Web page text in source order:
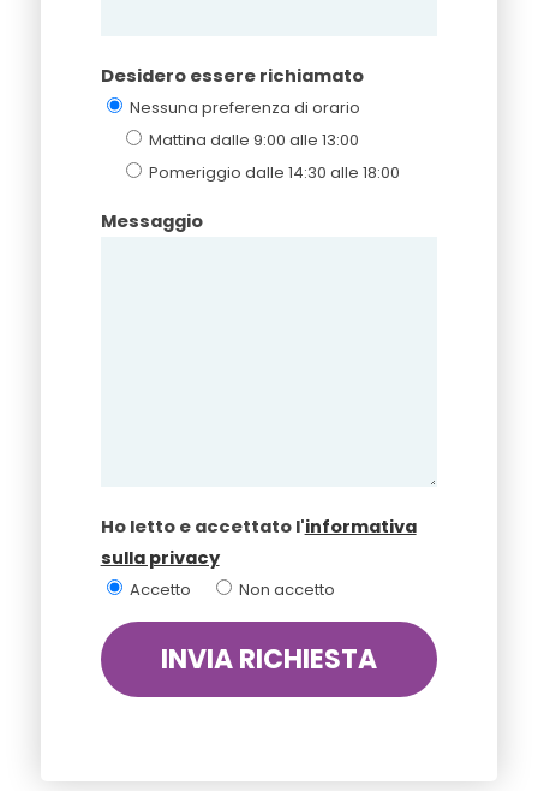
Desidero essere richiamato
Nessuna preferenza di orario
Mattina dalle 9:00 alle 13:00
Pomeriggio dalle 14:30 alle 18:00
Messaggio
Ho letto e accettato l'informativa
sulla privacy
Accetto Non accetto